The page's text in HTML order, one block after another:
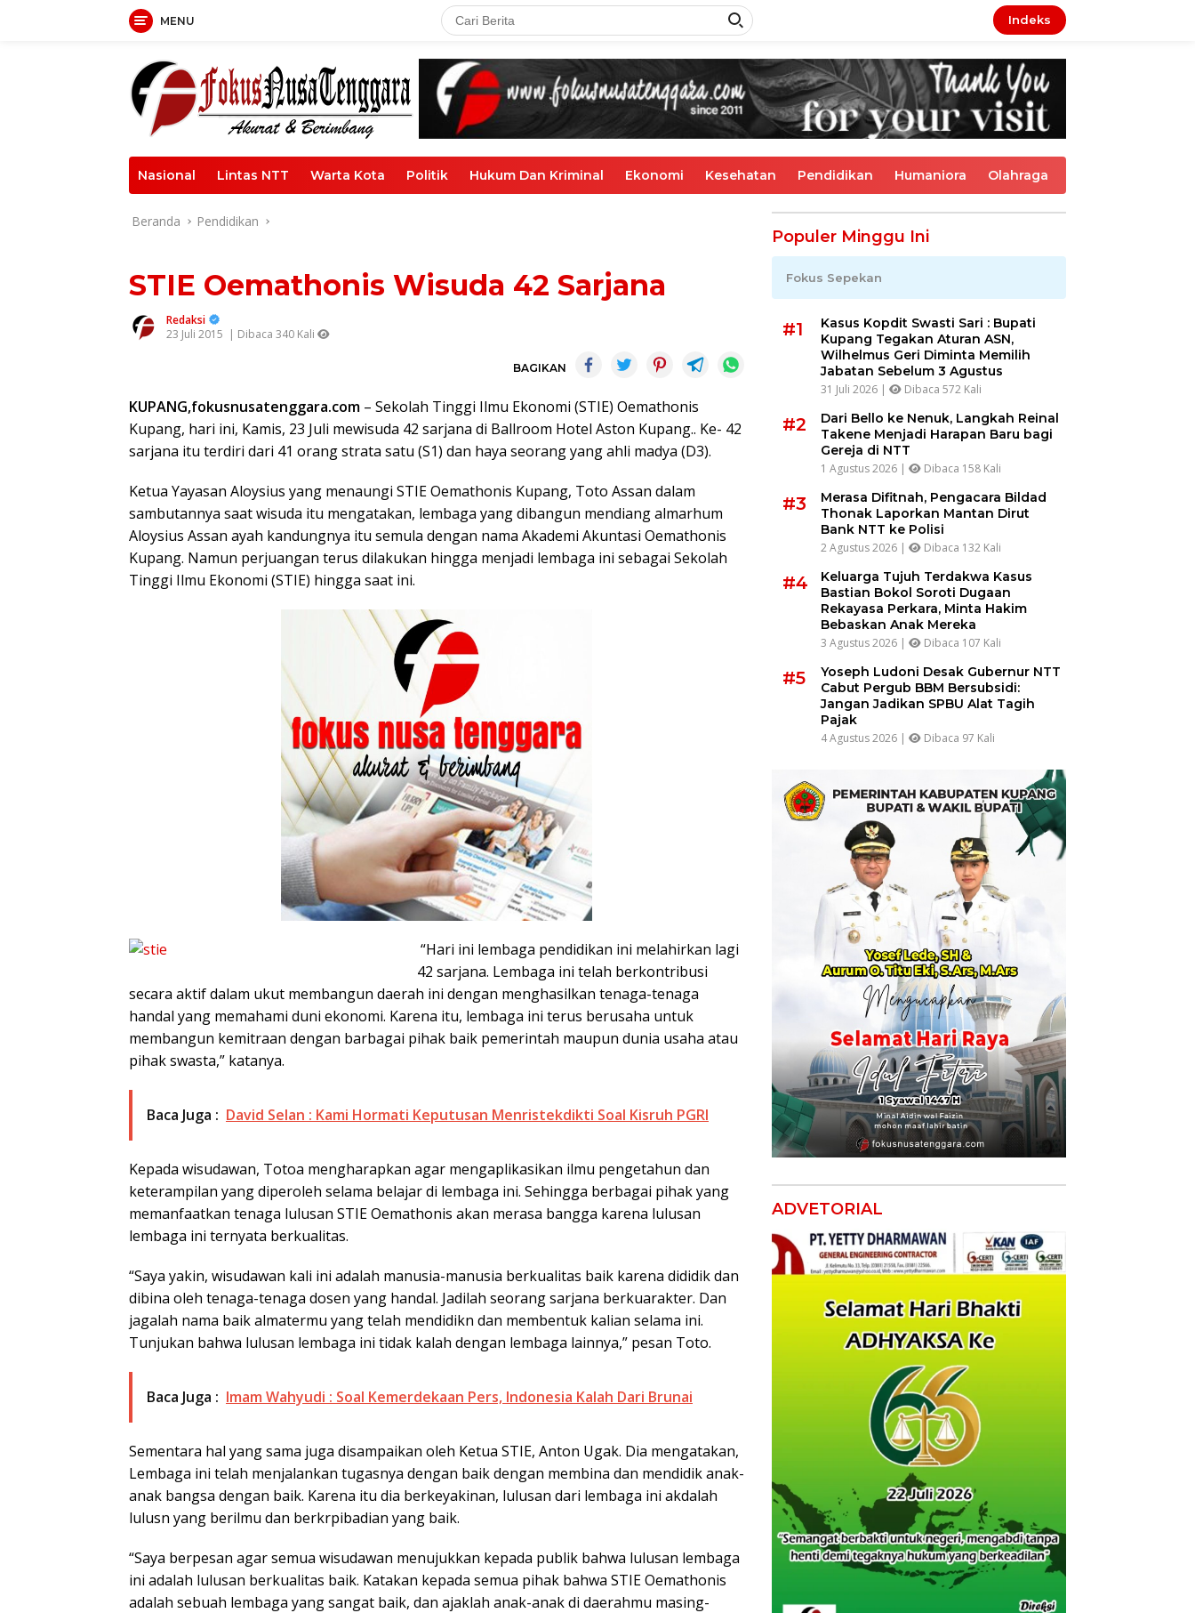
MENU Indeks
Nasional Lintas NTT Warta Kota Politik Hukum Dan Kriminal Ekonomi Kesehatan Pendidikan Humaniora Olahraga
Beranda Pendidikan
STIE Oemathonis Wisuda 42 Sarjana
Redaksi
23 Juli 2015 | Dibaca 340 Kali
BAGIKAN
KUPANG,fokusnusatenggara.com – Sekolah Tinggi Ilmu Ekonomi (STIE) Oemathonis
Kupang, hari ini, Kamis, 23 Juli mewisuda 42 sarjana di Ballroom Hotel Aston Kupang.. Ke- 42
sarjana itu terdiri dari 41 orang strata satu (S1) dan haya seorang yang ahli madya (D3).
Ketua Yayasan Aloysius yang menaungi STIE Oemathonis Kupang, Toto Assan dalam
sambutannya saat wisuda itu mengatakan, lembaga yang dibangun mendiang almarhum
Aloysius Assan ayah kandungnya itu semula dengan nama Akademi Akuntasi Oemathonis
Kupang. Namun perjuangan terus dilakukan hingga menjadi lembaga ini sebagai Sekolah
Tinggi Ilmu Ekonomi (STIE) hingga saat ini.
“Hari ini lembaga pendidikan ini melahirkan lagi
42 sarjana. Lembaga ini telah berkontribusi
secara aktif dalam ukut membangun daerah ini dengan menghasilkan tenaga-tenaga
handal yang memahami duni ekonomi. Karena itu, lembaga ini terus berusaha untuk
membangun kemitraan dengan barbagai pihak baik pemerintah maupun dunia usaha atau
pihak swasta,” katanya.
Baca Juga : David Selan : Kami Hormati Keputusan Menristekdikti Soal Kisruh PGRI
Kepada wisudawan, Totoa mengharapkan agar mengaplikasikan ilmu pengetahun dan
keterampilan yang diperoleh selama belajar di lembaga ini. Sehingga berbagai pihak yang
memanfaatkan tenaga lulusan STIE Oemathonis akan merasa bangga karena lulusan
lembaga ini ternyata berkualitas.
“Saya yakin, wisudawan kali ini adalah manusia-manusia berkualitas baik karena dididik dan
dibina oleh tenaga-tenaga dosen yang handal. Jadilah seorang sarjana berkuarakter. Dan
jagalah nama baik almatermu yang telah mendidikn dan membentuk kalian selama ini.
Tunjukan bahwa lulusan lembaga ini tidak kalah dengan lembaga lainnya,” pesan Toto.
Baca Juga : Imam Wahyudi : Soal Kemerdekaan Pers, Indonesia Kalah Dari Brunai
Sementara hal yang sama juga disampaikan oleh Ketua STIE, Anton Ugak. Dia mengatakan,
Lembaga ini telah menjalankan tugasnya dengan baik dengan membina dan mendidik anak-
anak bangsa dengan baik. Karena itu dia berkeyakinan, lulusan dari lembaga ini akdalah
lulusn yang berilmu dan berkrpibadian yang baik.
“Saya berpesan agar semua wisudawan menujukkan kepada publik bahwa lulusan lembaga
ini adalah lulusan berkualitas baik. Katakan kepada semua pihak bahwa STIE Oemathonis
adalah sebuah lembaga yang sangat baik, dan ajaklah anak-anak di daerahmu masing-
Populer Minggu Ini
Fokus Sepekan
#1
Kasus Kopdit Swasti Sari : Bupati
Kupang Tegakan Aturan ASN,
Wilhelmus Geri Diminta Memilih
Jabatan Sebelum 3 Agustus
31 Juli 2026 | Dibaca 572 Kali
#2
Dari Bello ke Nenuk, Langkah Reinal
Takene Menjadi Harapan Baru bagi
Gereja di NTT
1 Agustus 2026 | Dibaca 158 Kali
#3
Merasa Difitnah, Pengacara Bildad
Thonak Laporkan Mantan Dirut
Bank NTT ke Polisi
2 Agustus 2026 | Dibaca 132 Kali
#4
Keluarga Tujuh Terdakwa Kasus
Bastian Bokol Soroti Dugaan
Rekayasa Perkara, Minta Hakim
Bebaskan Anak Mereka
3 Agustus 2026 | Dibaca 107 Kali
#5
Yoseph Ludoni Desak Gubernur NTT
Cabut Pergub BBM Bersubsidi:
Jangan Jadikan SPBU Alat Tagih
Pajak
4 Agustus 2026 | Dibaca 97 Kali
ADVETORIAL